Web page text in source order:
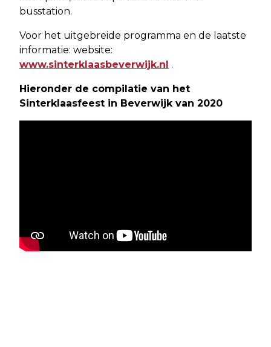
busstation.
Voor het uitgebreide programma en de laatste
informatie: website:
www.sinterklaasbeverwijk.nl .
Hieronder de compilatie van het
Sinterklaasfeest in Beverwijk van 2020